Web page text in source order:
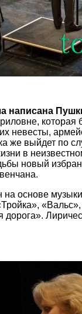
написана
невесты,
же выйдет по
в
новый
основе